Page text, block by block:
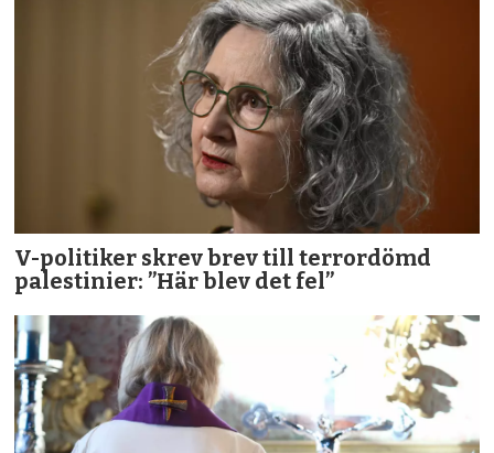
V-politiker skrev brev till terror­dömd
palestinier: ”Här blev det fel”